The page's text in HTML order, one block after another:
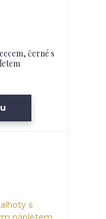
černé s